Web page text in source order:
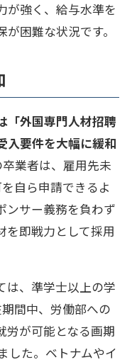
が強く、給与水準を
困難な状況です。
「外国専門人材招聘
入要件を大幅に緩和
業者は、雇用先未
自ら申請できるよ
ンサー義務を負わず
を即戦力として採用
は、準学士以上の学
間中、労働部への
労が可能となる画期
した。ベトナムやイ